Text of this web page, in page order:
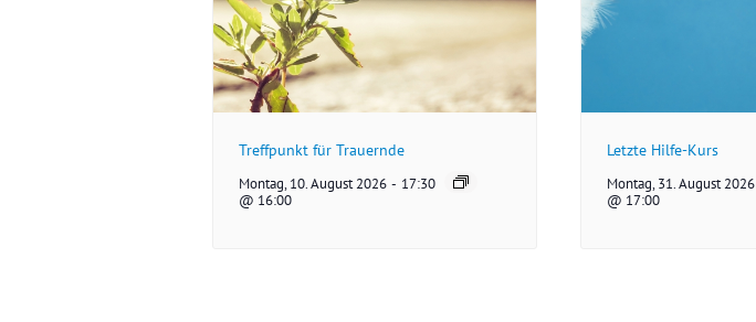
Treffpunkt für Trauernde
Montag, 10. August 2026
@ 16:00
- 17:30
Letzte Hilfe-Kurs
Montag, 31. August 2026
@ 17:00